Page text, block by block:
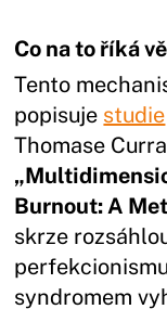
Co na to říká
Tento
popisuje studie
Thomase
Burnout: A
skrze
syndromem